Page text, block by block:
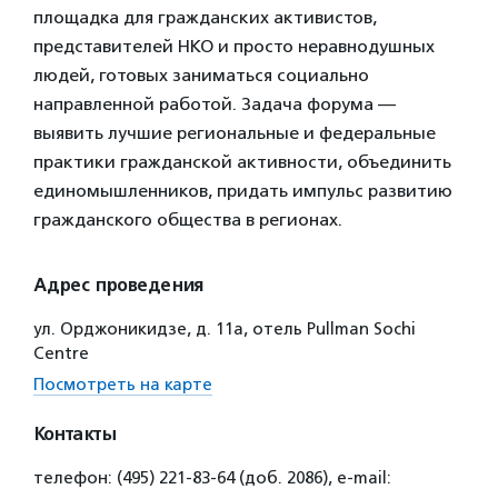
площадка для гражданских активистов,
представителей НКО и просто неравнодушных
людей, готовых заниматься социально
направленной работой. Задача форума —
выявить лучшие региональные и федеральные
практики гражданской активности, объединить
единомышленников, придать импульс развитию
гражданского общества в регионах.
Адрес проведения
ул. Орджоникидзе, д. 11а, отель Pullman Sochi
Centre
Посмотреть на карте
Контакты
телефон: (495) 221-83-64 (доб. 2086), e-mail: